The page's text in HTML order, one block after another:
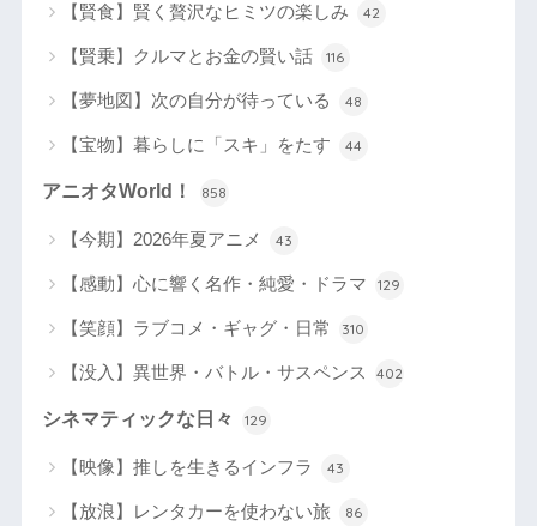
【賢食】賢く贅沢なヒミツの楽しみ 42
【賢乗】クルマとお金の賢い話 116
【夢地図】次の自分が待っている 48
【宝物】暮らしに「スキ」をたす 44
アニオタWorld！ 858
【今期】2026年夏アニメ 43
【感動】心に響く名作・純愛・ドラマ 129
【笑顔】ラブコメ・ギャグ・日常 310
【没入】異世界・バトル・サスペンス 402
シネマティックな日々 129
【映像】推しを生きるインフラ 43
【放浪】レンタカーを使わない旅 86